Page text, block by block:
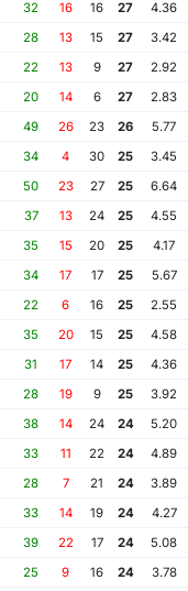
32 16 16 27
4.36
28 13 15 27
3.42
22 13 9 27
2.92
20 14 6 27
2.83
49 26 23 26
5.77
34 4 30 25
3.45
50 23 27 25
6.64
37 13 24 25
4.55
35 15 20 25
4.17
34 17 17 25
5.67
22 6 16 25
2.55
35 20 15 25
4.58
31 17 14 25
4.36
28 19 9 25
3.92
38 14 24 24
5.20
33 11 22 24
4.89
28 7 21 24
3.89
33 14 19 24
4.27
39 22 17 24
5.08
25 9 16 24
3.78